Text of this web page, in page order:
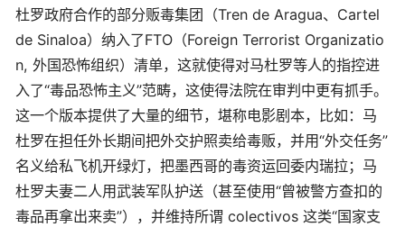
杜罗政府合作的部分贩毒集团（Tren de Aragua、Cartel
de Sinaloa）纳入了FTO（Foreign Terrorist Organizatio
n, 外国恐怖组织）清单，这就使得对马杜罗等人的指控进
入了“毒品恐怖主义”范畴，这使得法院在审判中更有抓手。
这一个版本提供了大量的细节，堪称电影剧本，比如：马
杜罗在担任外长期间把外交护照卖给毒贩，并用“外交任务”
名义给私飞机开绿灯，把墨西哥的毒资运回委内瑞拉；马
杜罗夫妻二人用武装军队护送（甚至使用“曾被警方查扣的
毒品再拿出来卖”），并维持所谓 colectivos 这类“国家支